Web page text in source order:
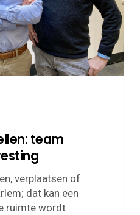
team
verplaatsen of
dat kan een
ruimte wordt